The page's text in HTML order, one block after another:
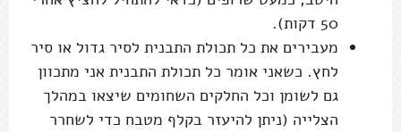
50 דקות).
מעבירים את כל תכולת התבנית לסיר גדול או סיר
לחץ. כשאני אומר כל תכולת התבנית אני מתכוון
גם לשומן וכל החלקים השחומים שיצאו במהלך
הצלייה (ניתן להיעזר בקלף מטבח כדי לשחרר